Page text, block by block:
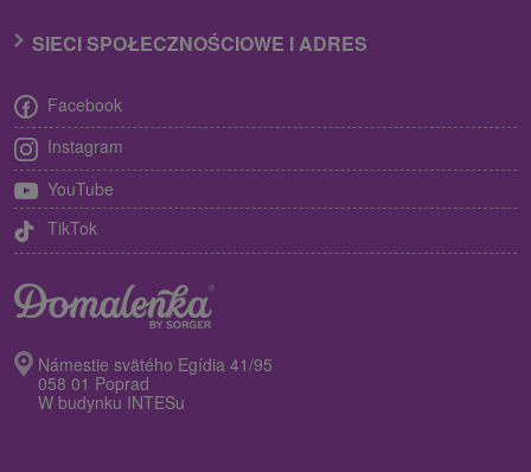
SIECI SPOŁECZNOŚCIOWE I ADRES
Facebook
Instagram
YouTube
TikTok
Námestie svätého Egídia 41/95
058 01 Poprad
W budynku INTESu